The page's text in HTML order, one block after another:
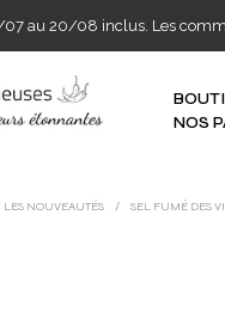
07 au 20/08 inclus. Les
NOS
LES NOUVEAUTÉS / SEL FUMÉ DES